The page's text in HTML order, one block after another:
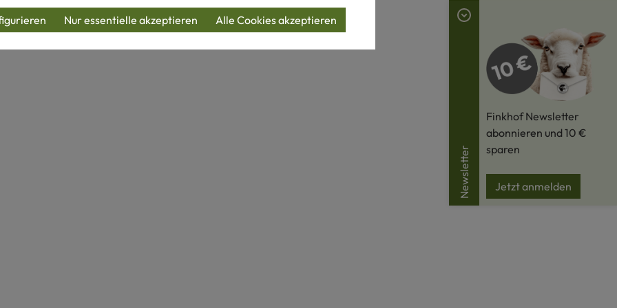
Newsletter
Finkhof Newsletter
abonnieren und 10 €
sparen
Jetzt anmelden
Nur essentielle akzeptieren Alle Cookies akzeptieren